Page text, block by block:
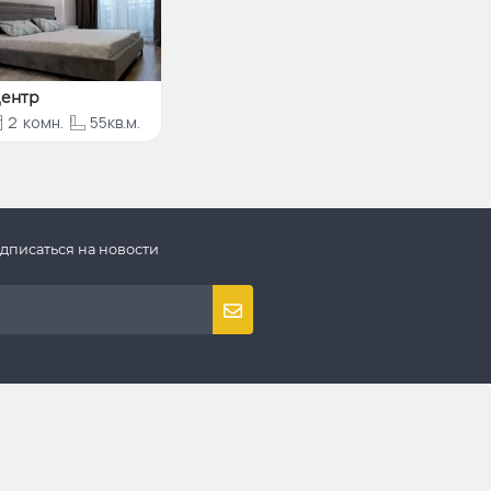
2 комн. 55кв.м.
на новости